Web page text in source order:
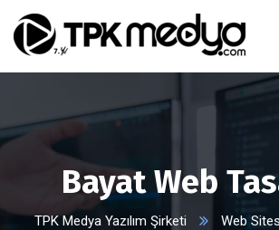
Bayat Web
TPK Medya Yazılım Şirketi
Web